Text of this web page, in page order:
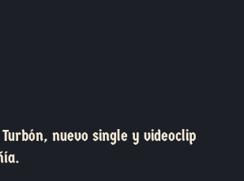
nuevo single y videoclip